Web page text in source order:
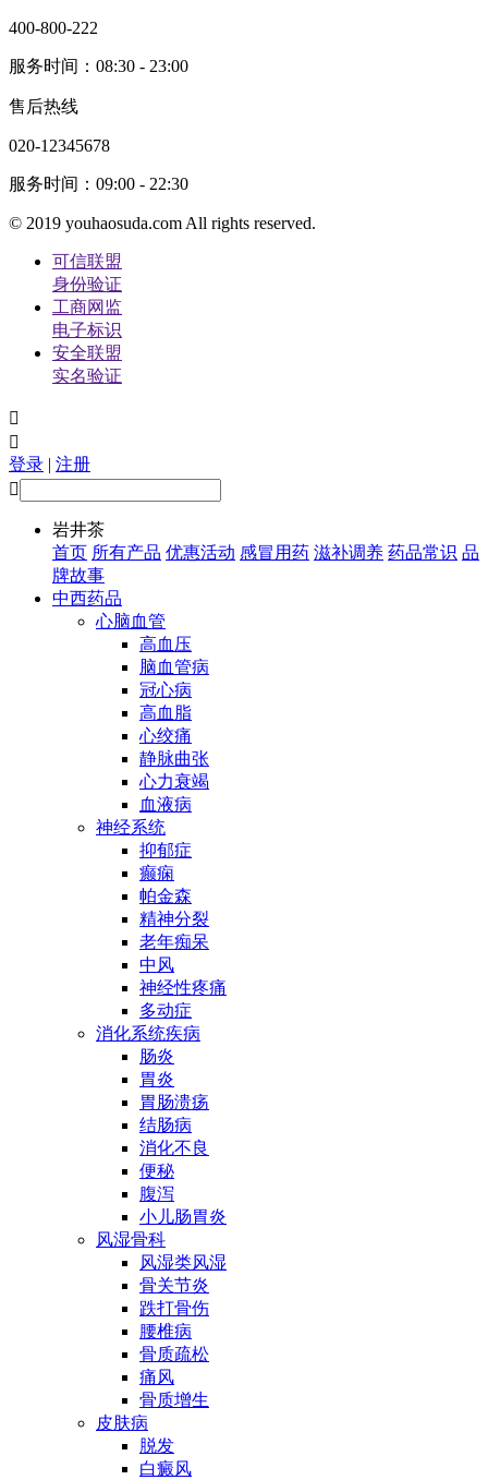
400-800-222
服务时间：08:30 - 23:00
售后热线
020-12345678
服务时间：09:00 - 22:30
© 2019 youhaosuda.com All rights reserved.
可信联盟
身份验证
工商网监
电子标识
安全联盟
实名验证


登录 | 注册

岩井茶
首页 所有产品 优惠活动 感冒用药 滋补调养 药品常识 品
牌故事
中西药品
心脑血管
高血压
脑血管病
冠心病
高血脂
心绞痛
静脉曲张
心力衰竭
血液病
神经系统
抑郁症
癫痫
帕金森
精神分裂
老年痴呆
中风
神经性疼痛
多动症
消化系统疾病
肠炎
胃炎
胃肠溃疡
结肠病
消化不良
便秘
腹泻
小儿肠胃炎
风湿骨科
风湿类风湿
骨关节炎
跌打骨伤
腰椎病
骨质疏松
痛风
骨质增生
皮肤病
脱发
白癜风